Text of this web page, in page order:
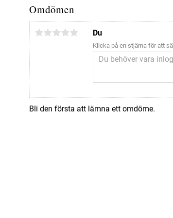
Omdömen
Du
Klicka på en stjärna för att
Bli den första att lämna ett omdöme.